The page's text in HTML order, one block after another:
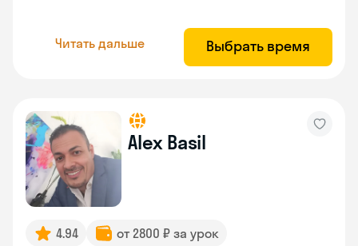
Читать дальше Выбрать время
Alex Basil
4.94
от 2800 ₽ за урок